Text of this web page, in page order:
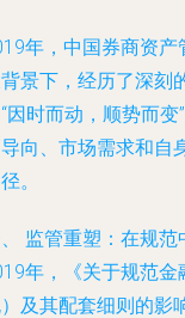
年，中国券商资
景下，经历了深刻
因时而动，顺势而
向、市场需求和自
。
监管重塑：在规范
年，《关于规范
及其配套细则的影